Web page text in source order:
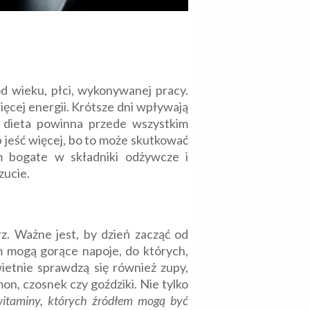
wieku, płci, wykonywanej pracy.
energii. Krótsze dni wpływają
powinna przede wszystkim
więcej, bo to może skutkować
w składniki odżywcze i
Ważne jest, by dzień zacząć od
mogą gorące napoje, do których,
sprawdzą się również zupy,
czosnek czy goździki. Nie tylko
których źródłem mogą być